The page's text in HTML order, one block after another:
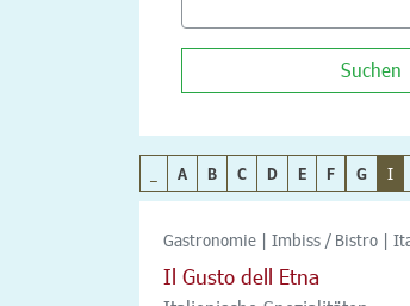
Suchen
A B C D E F G I
Gastronomie | Imbiss / Bistro |
Il Gusto dell Etna